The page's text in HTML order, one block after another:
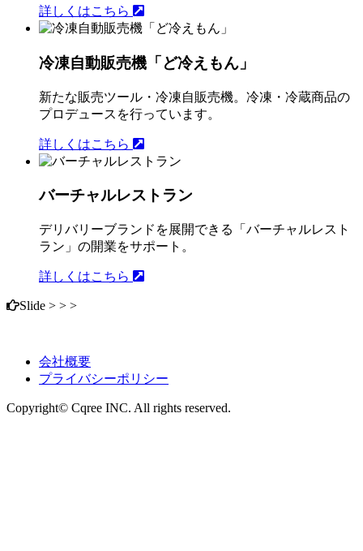
詳しくはこちら
冷凍自動販売機「ど冷えもん」
新たな販売ツール・冷凍自販売機。冷凍・冷蔵商品の
プロデュースを行っています。
詳しくはこちら
バーチャルレストラン
デリバリーブランドを展開できる「バーチャルレスト
ラン」の開業をサポート。
詳しくはこちら
Slide > > >
会社概要
プライバシーポリシー
Copyright© Cqree INC. All rights reserved.